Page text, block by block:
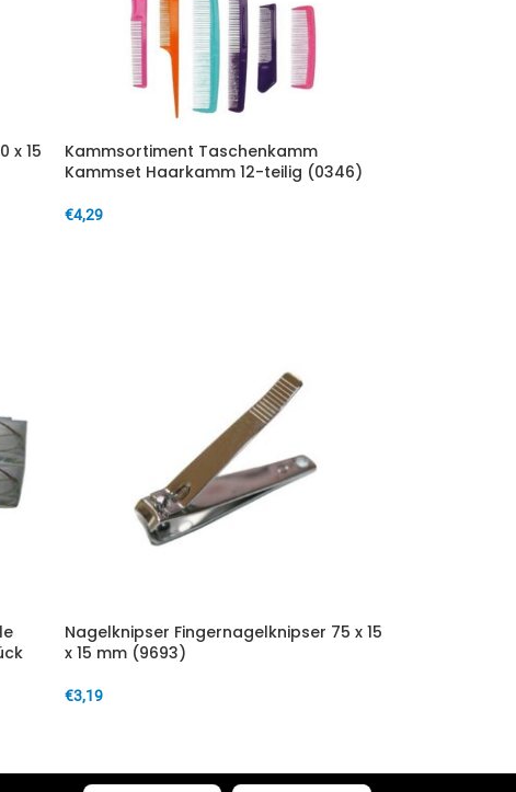
x 15
Kammsortiment Taschenkamm
Kammset Haarkamm 12-teilig (0346)
€4,29
Nagelknipser Fingernagelknipser 75 x 15
x 15 mm (9693)
€3,19